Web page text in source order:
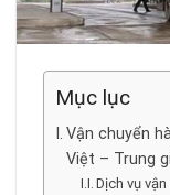
Mục lục
Vận chuyển
Việt – Trung
Dịch vụ